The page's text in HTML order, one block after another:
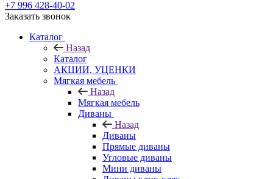
+7 996 428-40-02
Заказать звонок
Каталог
Назад
Каталог
АКЦИИ, УЦЕНКИ
Мягкая мебель
Назад
Мягкая мебель
Диваны
Назад
Диваны
Прямые диваны
Угловые диваны
Мини диваны